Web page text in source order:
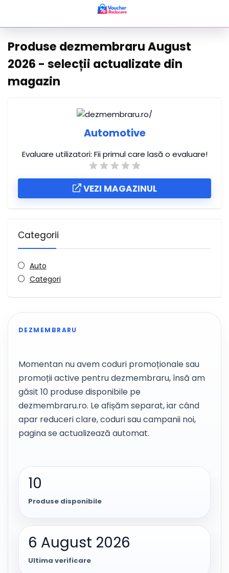
Produse dezmembraru August
2026 - selecții actualizate din
magazin
Automotive
Evaluare utilizatori: Fii primul care lasă o evaluare!
VEZI MAGAZINUL
Categorii
Auto
Categori
DEZMEMBRARU
Momentan nu avem coduri promoționale sau
promoții active pentru dezmembraru, însă am
găsit 10 produse disponibile pe
dezmembraru.ro. Le afișăm separat, iar când
apar reduceri clare, coduri sau campanii noi,
pagina se actualizează automat.
10
Produse disponibile
6 August 2026
Ultima verificare